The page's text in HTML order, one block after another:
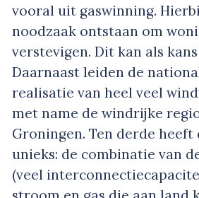
vooral uit gaswinning.
noodzaak ontstaan om
verstevigen. Dit kan als
Daarnaast leiden de
realisatie van heel veel
met name de windrijke
Groningen. Ten derde heeft
unieks: de combinatie van
(veel